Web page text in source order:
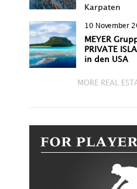
Karpaten
10 November
MEYER
PRIVATE
in den USA
MORE REAL